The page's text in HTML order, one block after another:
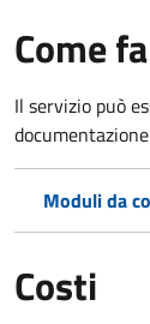
Come
Il servizio può
Moduli da
Costi